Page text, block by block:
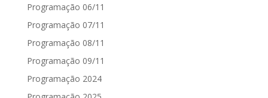
Programação 06/11
Programação 07/11
Programação 08/11
Programação 09/11
Programação 2024